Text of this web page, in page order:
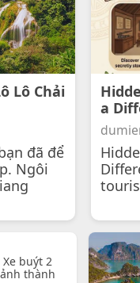
Lô Chải
đã để
Ngôi
a
buýt 2
thành